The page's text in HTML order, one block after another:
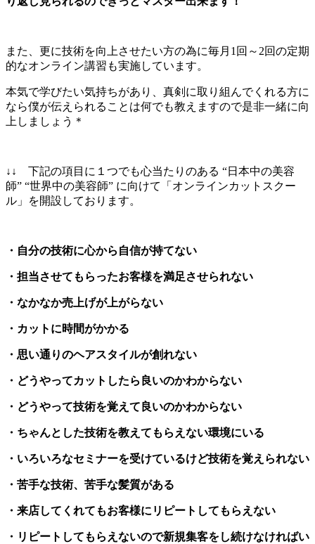
また、更に技術を向上させたい方の為に毎月1回～2回の定期
的なオンライン講習も実施しています。
本気で学びたい気持ちがあり、真剣に取り組んでくれる方に
なら僕が伝えられることは何でも教えますので是非一緒に向
上しましょう＊
↓↓ 下記の項目に１つでも心当たりのある “日本中の美容
師” “世界中の美容師” に向けて「オンラインカットスクー
ル」を開設しております。
・自分の技術に心から自信が持てない
・担当させてもらったお客様を満足させられない
・なかなか売上げが上がらない
・カットに時間がかかる
・思い通りのヘアスタイルが創れない
・どうやってカットしたら良いのかわからない
・どうやって技術を覚えて良いのかわからない
・ちゃんとした技術を教えてもらえない環境にいる
・いろいろなセミナーを受けているけど技術を覚えられない
・苦手な技術、苦手な髪質がある
・来店してくれてもお客様にリピートしてもらえない
・リピートしてもらえないので新規集客をし続けなければい